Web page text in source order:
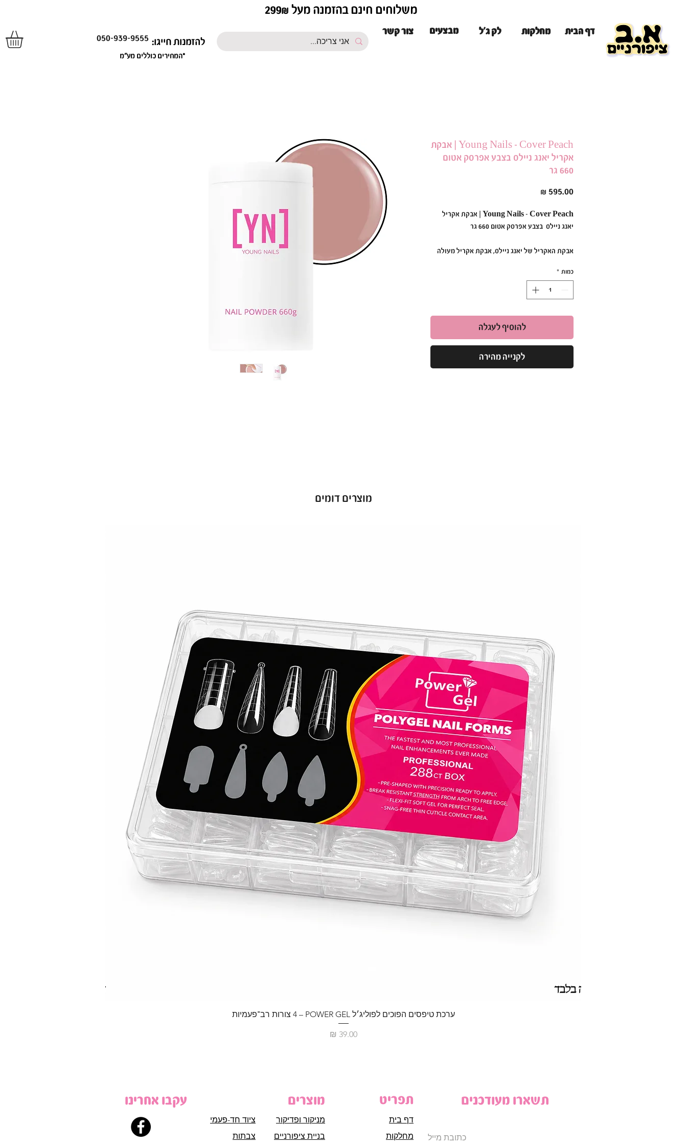
להזמנות חייגו: 050-939-9555
*המחירים כוללים מע"מ
צור קשר מבצעים לק ג'ל מחלקות דף הבית
משלוחים חינם בהזמנה מעל 299₪
Young Nails - Cover Peach | אבקת
אקריל יאנג ניילס בצבע אפרסק אטום
660 גר
Young Nails - Cover Peach | אבקת אקריל
יאנג ניילס בצבע אפרסק אטום 660 גר
אבקת האקריל של יאנג ניילס, אבקת אקריל מעולה
חזקות, וגמישות בעיצובים מעוררי התפעלות.
660 גרם
יש לטבול את המכחול בנוזל אקריל ולאחר מיכן
לטבול באבקת אקריל ליצור כדור קטן ולהניח על
הציפורן ולעצב לפי הצורך. (יש להימנע משאיפת
כמות *
להוסיף לעגלה
לקנייה מהירה
מוצרים דומים
ערכת טיפסים הפוכים לפוליג׳ל POWER GEL – ‏4 צורות רב־פעמיות
מחיר
עקבו אחרינו מוצרים
ציוד חד-פעמי
צבתות
מניקור ופדיקור
בניית ציפורניים
תפריט
דף בית
מחלקות
תשארו מעודכנים